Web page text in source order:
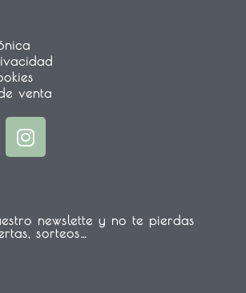
venta
I
n
g
r
newslette y no te pierdas
sorteos…